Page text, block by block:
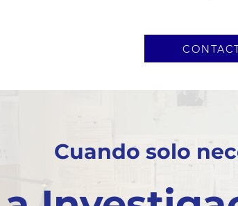
Cuando solo